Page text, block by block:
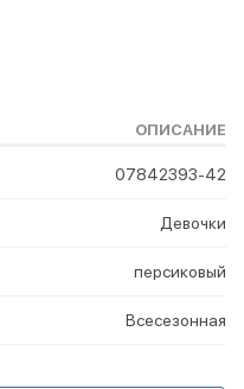
ОПИСАНИЕ
07842393-42
Девочки
персиковый
Всесезонная